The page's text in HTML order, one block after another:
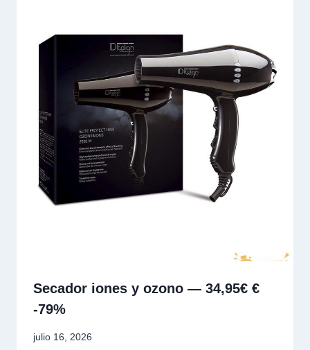
Secador iones y ozono — 34,95€ €
-79%
julio 16, 2026